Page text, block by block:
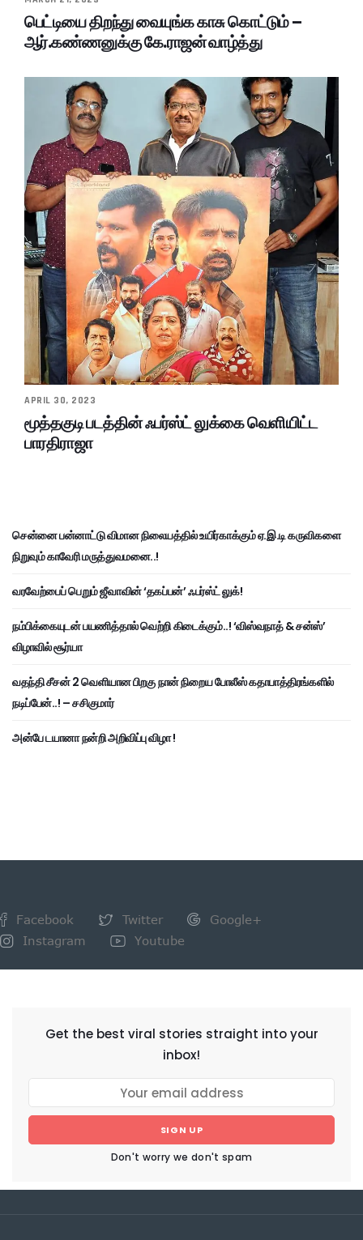
பெட்டியை திறந்து வையுங்க காசு கொட்டும் –
ஆர்.கண்ணனுக்கு கே.ராஜன் வாழ்த்து
APRIL 30, 2023
மூத்தகுடி படத்தின் ஃபர்ஸ்ட் லுக்கை வெளியிட்ட
பாரதிராஜா
சென்னை பன்னாட்டு விமான நிலையத்தில் உயிர்காக்கும் ஏ.இ.டி கருவிகளை
நிறுவும் காவேரி மருத்துவமனை..!
வரவேற்பைப் பெறும் ஜீவாவின் ‘தகப்பன்’ ஃபர்ஸ்ட் லுக்!
நம்பிக்கையுடன் பயணித்தால் வெற்றி கிடைக்கும்..! ‘விஸ்வநாத் & சன்ஸ்’
விழாவில் சூர்யா
வதந்தி சீசன் 2 வெளியான பிறகு நான் நிறைய போலீஸ் கதாபாத்திரங்களில்
நடிப்பேன்..! – சசிகுமார்
அன்பே டயானா நன்றி அறிவிப்பு விழா !
Facebook Twitter
Google+
Instagram
Youtube
Get the best viral stories straight into your
inbox!
SIGN UP
Don't worry we don't spam